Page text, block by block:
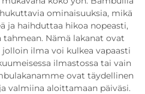
ominaisuuksia, mikä
ja haihduttaa hikoa nopeasti,
Nämä lakanat ovat
ilma voi kulkea vapaasti
ilmastossa tai vain
ovat täydellinen
valmiina aloittamaan päiväsi.